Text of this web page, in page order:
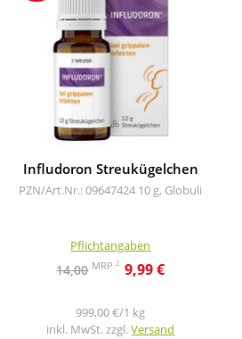
Infludoron Streukügelchen
PZN/Art.Nr.: 09647424 10 g, Globuli
Pflichtangaben
14,00 MRP2 9,99 €
999,00 €/1 kg
inkl. MwSt. zzgl.Versand